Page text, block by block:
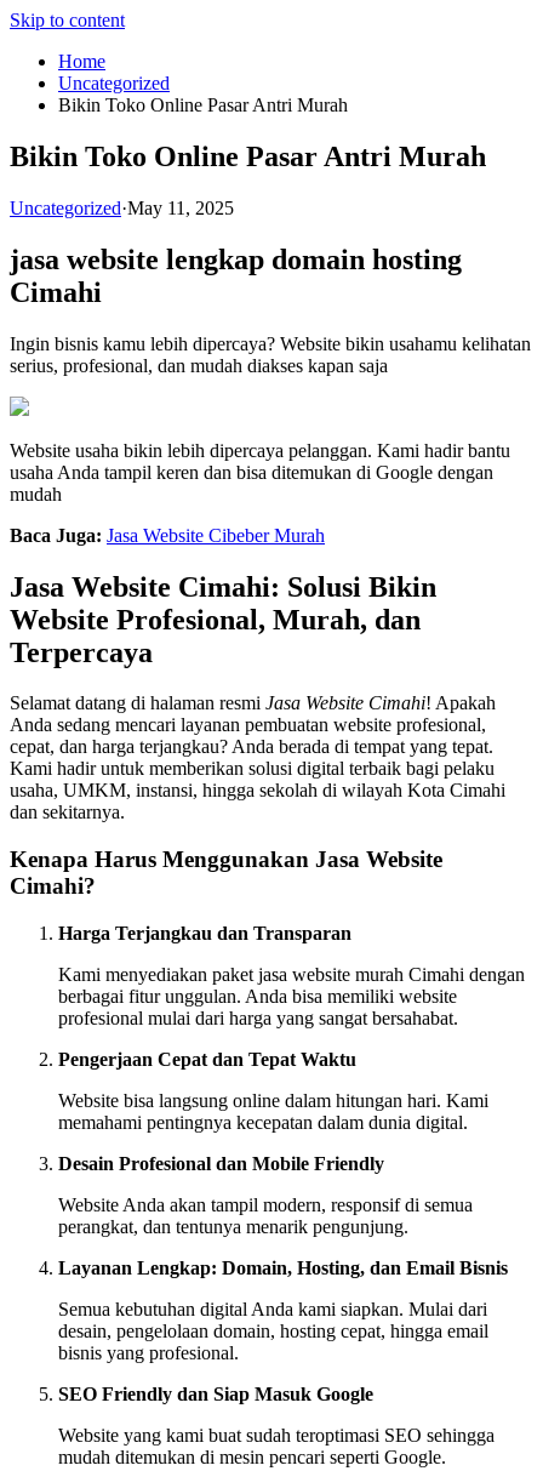
Skip to content
Home
Uncategorized
Bikin Toko Online Pasar Antri Murah
Bikin Toko Online Pasar Antri Murah
Uncategorized·May 11, 2025
jasa website lengkap domain hosting
Cimahi
Ingin bisnis kamu lebih dipercaya? Website bikin usahamu kelihatan
serius, profesional, dan mudah diakses kapan saja
Website usaha bikin lebih dipercaya pelanggan. Kami hadir bantu
usaha Anda tampil keren dan bisa ditemukan di Google dengan
mudah
Baca Juga: Jasa Website Cibeber Murah
Jasa Website Cimahi: Solusi Bikin
Website Profesional, Murah, dan
Terpercaya
Selamat datang di halaman resmi Jasa Website Cimahi! Apakah
Anda sedang mencari layanan pembuatan website profesional,
cepat, dan harga terjangkau? Anda berada di tempat yang tepat.
Kami hadir untuk memberikan solusi digital terbaik bagi pelaku
usaha, UMKM, instansi, hingga sekolah di wilayah Kota Cimahi
dan sekitarnya.
Kenapa Harus Menggunakan Jasa Website
Cimahi?
Harga Terjangkau dan Transparan
Kami menyediakan paket jasa website murah Cimahi dengan
berbagai fitur unggulan. Anda bisa memiliki website
profesional mulai dari harga yang sangat bersahabat.
Pengerjaan Cepat dan Tepat Waktu
Website bisa langsung online dalam hitungan hari. Kami
memahami pentingnya kecepatan dalam dunia digital.
Desain Profesional dan Mobile Friendly
Website Anda akan tampil modern, responsif di semua
perangkat, dan tentunya menarik pengunjung.
Layanan Lengkap: Domain, Hosting, dan Email Bisnis
Semua kebutuhan digital Anda kami siapkan. Mulai dari
desain, pengelolaan domain, hosting cepat, hingga email
bisnis yang profesional.
SEO Friendly dan Siap Masuk Google
Website yang kami buat sudah teroptimasi SEO sehingga
mudah ditemukan di mesin pencari seperti Google.